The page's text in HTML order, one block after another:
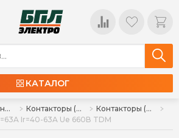
КАТАЛОГ
Низковольтное оборудование Контакторы (пускатели), комплектующие
Контакторы (пускатели)
Ir=40-63A Ue 660В TDM